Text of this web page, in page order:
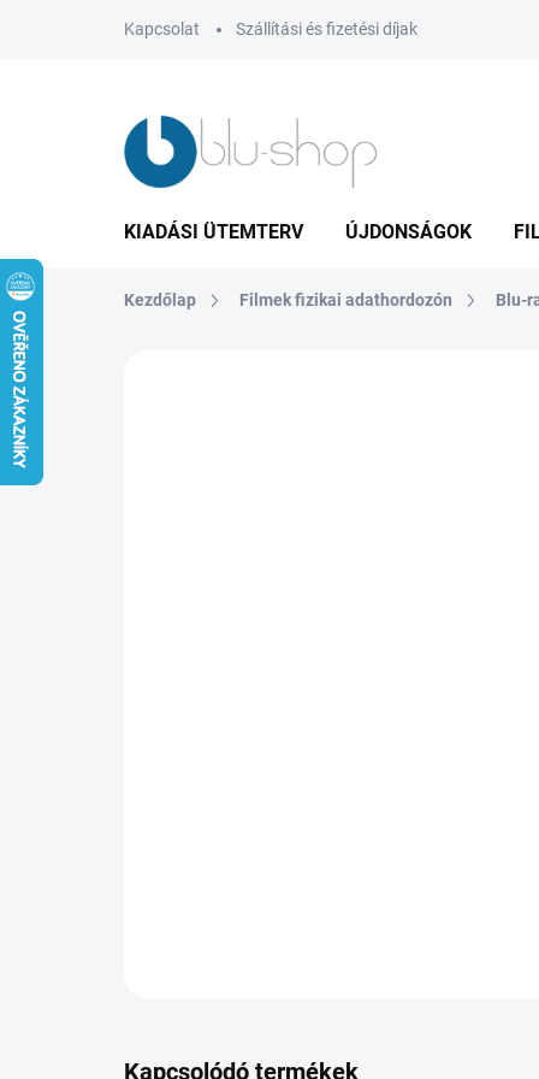
Kapcsolat Szállítási és fizetési díjak
KIADÁSI ÜTEMTERV ÚJDONSÁGOK
Kezdőlap Filmek fizikai adathordozón Blu-
Kapcsolódó termékek